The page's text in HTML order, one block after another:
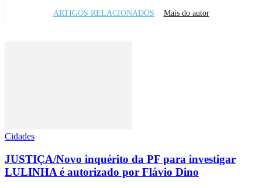
ARTIGOS RELACIONADOS Mais do autor
Cidades
JUSTIÇA/Novo inquérito da PF para investigar
LULINHA é autorizado por Flávio Dino